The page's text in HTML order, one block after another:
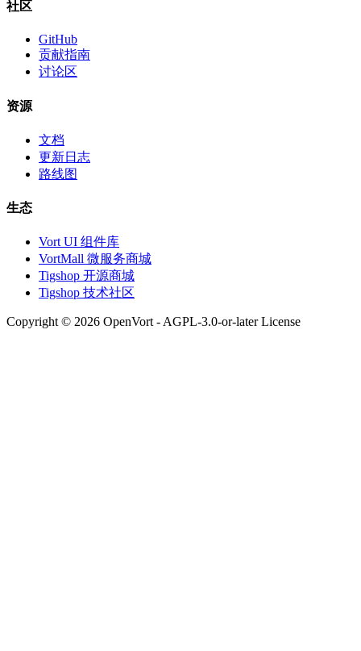
社区
GitHub
贡献指南
讨论区
资源
文档
更新日志
路线图
生态
Vort UI 组件库
VortMall 微服务商城
Tigshop 开源商城
Tigshop 技术社区
Copyright © 2026 OpenVort - AGPL-3.0-or-later License